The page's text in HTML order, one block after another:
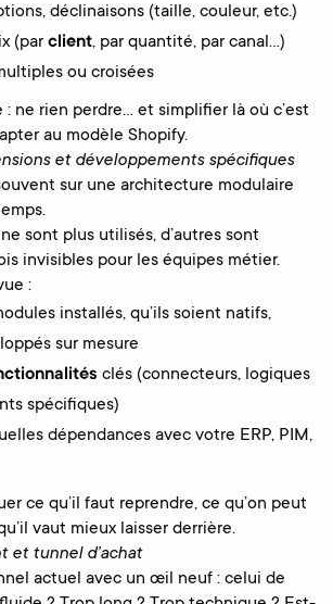
déclinaisons (taille, couleur, etc.)
(par client, par quantité, par canal…)
ou croisées
: ne rien perdre… et simplifier là où c’est
au modèle Shopify.
et développements spécifiques
sur une architecture modulaire
sont plus utilisés, d’autres sont
invisibles pour les équipes métier.
:
installés, qu’ils soient natifs,
sur mesure
clés (connecteurs, logiques
spécifiques)
dépendances avec votre ERP, PIM,
ce qu’il faut reprendre, ce qu’on peut
vaut mieux laisser derrière.
et tunnel d’achat
actuel avec un œil neuf : celui de